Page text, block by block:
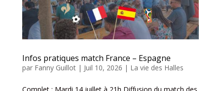
Infos pratiques match France – Espagne
par Fanny Guillot| Juil 10, 2026 | La vie des Halles